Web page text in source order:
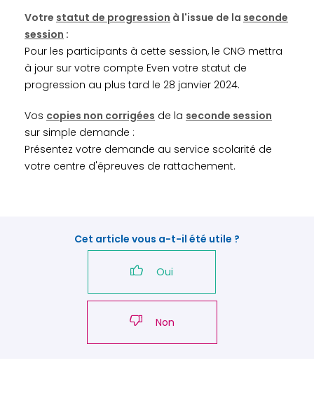
Votre statut de progression à l'issue de la seconde
session :
Pour les participants à cette session, le CNG mettra
à jour sur votre compte Even votre statut de
progression au plus tard le 28 janvier 2024.
Vos copies non corrigées de la seconde session
sur simple demande :
Présentez votre demande au service scolarité de
votre centre d'épreuves de rattachement.
Cet article vous a-t-il été utile ?
Oui
Non